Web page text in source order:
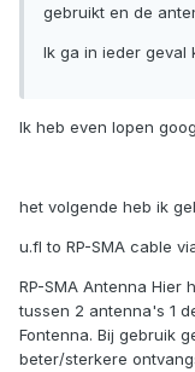
gebruikt en de
Ik ga in ieder geval
Ik heb even lopen
het volgende heb ik
u.fl to RP-SMA cable
RP-SMA Antenna Hier
tussen 2 antenna's 1
Fontenna. Bij gebruik
beter/sterkere